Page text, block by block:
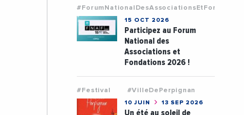
15 OCT 2026
Participez au Forum
National des
Associations et
Fondations 2026 !
#Festival #VilleDePerpignan
10 JUIN 13 SEP 2026
Un été au soleil de